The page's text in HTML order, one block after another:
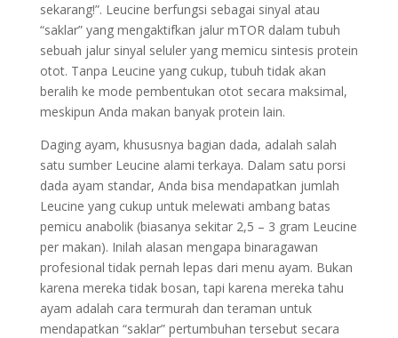
sekarang!”. Leucine berfungsi sebagai sinyal atau
“saklar” yang mengaktifkan jalur mTOR dalam tubuh
sebuah jalur sinyal seluler yang memicu sintesis protein
otot. Tanpa Leucine yang cukup, tubuh tidak akan
beralih ke mode pembentukan otot secara maksimal,
meskipun Anda makan banyak protein lain.
Daging ayam, khususnya bagian dada, adalah salah
satu sumber Leucine alami terkaya. Dalam satu porsi
dada ayam standar, Anda bisa mendapatkan jumlah
Leucine yang cukup untuk melewati ambang batas
pemicu anabolik (biasanya sekitar 2,5 – 3 gram Leucine
per makan). Inilah alasan mengapa binaragawan
profesional tidak pernah lepas dari menu ayam. Bukan
karena mereka tidak bosan, tapi karena mereka tahu
ayam adalah cara termurah dan teraman untuk
mendapatkan “saklar” pertumbuhan tersebut secara